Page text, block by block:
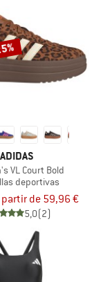
ADIDAS
VL Court Bold
deportivas
partir de 59,96 €
5,0(2)